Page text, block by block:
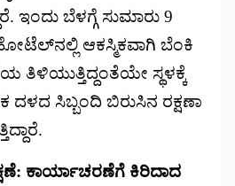
ಇಂದು ಬೆಳಗ್ಗೆ ಸುಮಾರು 9
ಆಕಸ್ಮಿಕವಾಗಿ ಬೆಂಕಿ
ತಿಳಿಯುತ್ತಿದ್ದಂತೆಯೇ ಸ್ಥಳಕ್ಕೆ
ದಳದ ಸಿಬ್ಬಂದಿ ಬಿರುಸಿನ ರಕ್ಷಣಾ
ಕಾರ್ಯಾಚರಣೆಗೆ ಕಿರಿದಾದ